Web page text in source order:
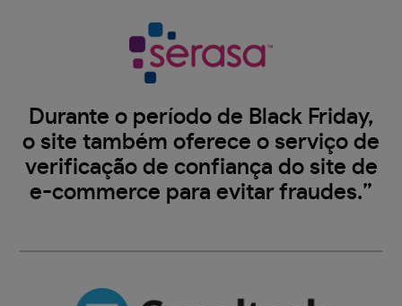
Durante o período de Black Friday,
o site também oferece o serviço de
verificação de confiança do site de
e-commerce para evitar fraudes.”